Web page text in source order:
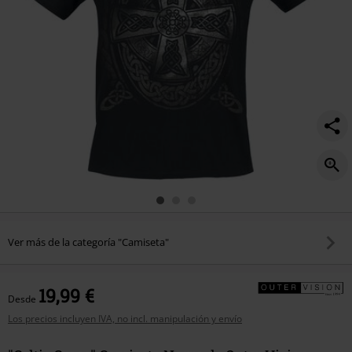
Ver más de la categoría "Camiseta"
Desde 19,99 €
Los precios incluyen IVA, no incl. manipulación y envío